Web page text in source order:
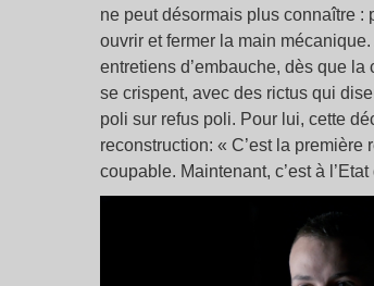
ne peut désormais plus connaître :
ouvrir et fermer la main
entretiens d’embauche, dès que
se crispent, avec des rictus qui
poli sur refus poli. Pour lui, cette
reconstruction: « C’est la première
coupable. Maintenant, c’est à